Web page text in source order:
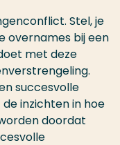
Stel, je
overnames bij een
met deze
succesvolle
inzichten in hoe
doordat